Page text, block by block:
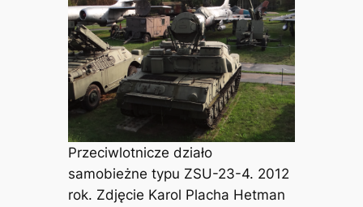
Przeciwlotnicze działo
samobieżne typu ZSU-23-4. 2012
rok. Zdjęcie Karol Placha Hetman